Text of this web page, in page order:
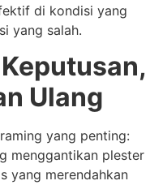
di kondisi yang
yang salah.
Ulang
yang penting:
menggantikan plester
yang merendahkan